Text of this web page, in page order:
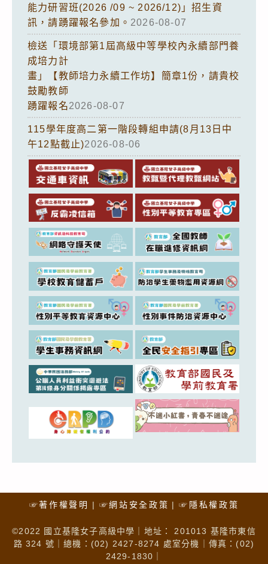
能力研習班(2026 /09 ~ 2026/12)」招生資
訊，請踴躍報名參加。 2026-08-07
檢送「環境部第1屆高級中等學校內永續部門養
成培力計
畫」【教師培力永續工作坊】簡章1份，請貴校
鼓勵教師
踴躍報名2026-08-07
115學年度高二第一階段轉組申請(8月13日中
午12點截止)2026-08-06
☞著作權聲明 ☞網站安全政策 ☞隱私權政策
©2022 國立基隆女子高級中學｜地址： 201013 基隆市東信
路 324 號｜總機：(02) 2427-8274 處室分機｜傳真：(02)
2429-1830｜